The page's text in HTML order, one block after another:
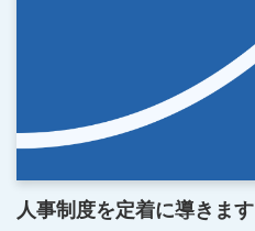
人事制度を定着に導きます